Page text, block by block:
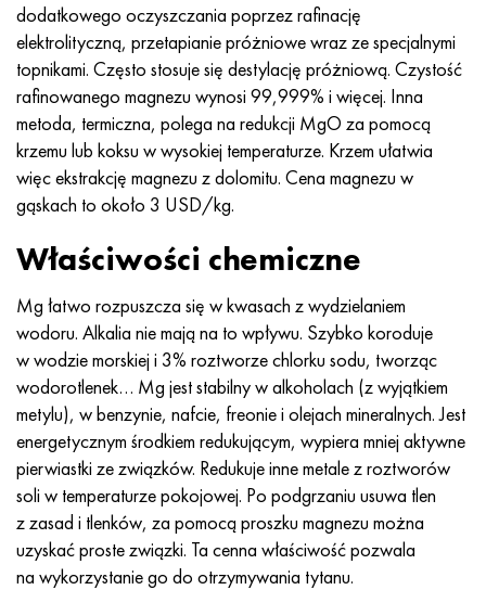
dodatkowego oczyszczania poprzez rafinację
elektrolityczną, przetapianie próżniowe wraz ze specjalnymi
topnikami. Często stosuje się destylację próżniową. Czystość
rafinowanego magnezu wynosi 99,999% i więcej. Inna
metoda, termiczna, polega na redukcji MgO za pomocą
krzemu lub koksu w wysokiej temperaturze. Krzem ułatwia
więc ekstrakcję magnezu z dolomitu. Cena magnezu w
gąskach to około 3 USD/kg.
Właściwości chemiczne
Mg łatwo rozpuszcza się w kwasach z wydzielaniem
wodoru. Alkalia nie mają na to wpływu. Szybko koroduje
w wodzie morskiej i 3% roztworze chlorku sodu, tworząc
wodorotlenek… Mg jest stabilny w alkoholach (z wyjątkiem
metylu), w benzynie, nafcie, freonie i olejach mineralnych. Jest
energetycznym środkiem redukującym, wypiera mniej aktywne
pierwiastki ze związków. Redukuje inne metale z roztworów
soli w temperaturze pokojowej. Po podgrzaniu usuwa tlen
z zasad i tlenków, za pomocą proszku magnezu można
uzyskać proste związki. Ta cenna właściwość pozwala
na wykorzystanie go do otrzymywania tytanu.
MP159
Multimet n155
Nikrofer 5923 HMO
Nicrofer 6030
Nitronika 60
Nitronik 75
Nimonic 80a
Nimonic 90
Nimonic 263
56DGNH
68NKhVKTYu
79NM, Magnifer 7904
80 mil morskich
81HMA
Rodzaje stopów precyzyjnych
Bimetale termostatyczne
rura precyzyjna
HN73MBTYu
XN70YU
HN75MBTYu
XN75TBYu
ХН78Т
HN80TBY
N65M, EP982
H70MFV
5B
TL5
NA 6
TS-6
40 tytanu
1.4567 - AISI 304Cu
1.4570-aisi303Cu
1.4574 - Stop PH 15-7 Mo®
1.4580 - AISI 316Cb
Stop 31 - 1.4562
Stop 254smo® - 1.4547
Stop 926 - 1.4529
AM-350 - poprawka 5548
AM-355 - poprawka 5547
15X16H2AM
18X11MNFB
18X12VMBFR
20X12VNMF
37X12N8G8MFB
40X10X2M
40Х9С2
45Х14Н14В2М
50X14MF
30X, AISI 5130, 30 godz
30hg, 30hg
30hgsa, 30hgsa
30hgsn2a, 30hgsna
34khn3ma, 36NiCrMo16, 35NiCrMo16
35hg, 35hg
35hgsa, 35hgsa
ac35g2, 36smnpb14, 1.0765
38x2n2ma, 34CrNiMo6, 40NiCrMo7